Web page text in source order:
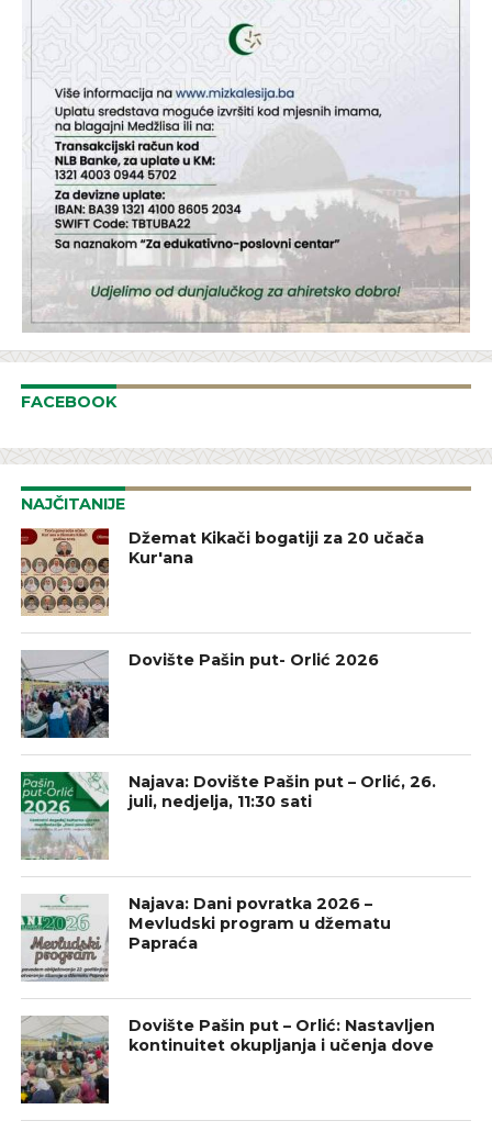
FACEBOOK
NAJČITANIJE
Džemat Kikači bogatiji za 20 učača
Kur'ana
Dovište Pašin put- Orlić 2026
Najava: Dovište Pašin put – Orlić, 26.
juli, nedjelja, 11:30 sati
Najava: Dani povratka 2026 –
Mevludski program u džematu
Papraća
Dovište Pašin put – Orlić: Nastavljen
kontinuitet okupljanja i učenja dove